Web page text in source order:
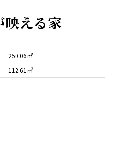
映える家
250.06㎡
112.61㎡